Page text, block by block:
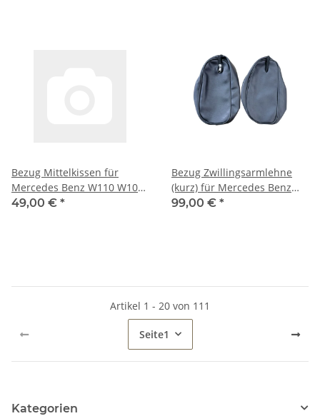
Bezug Mittelkissen für
Mercedes Benz W110 W108
W109 W111
49,00 € *
Bezug Zwillingsarmlehne
(kurz) für Mercedes Benz
W108 W109
99,00 € *
Artikel 1 - 20 von 111
Seite1
Kategorien